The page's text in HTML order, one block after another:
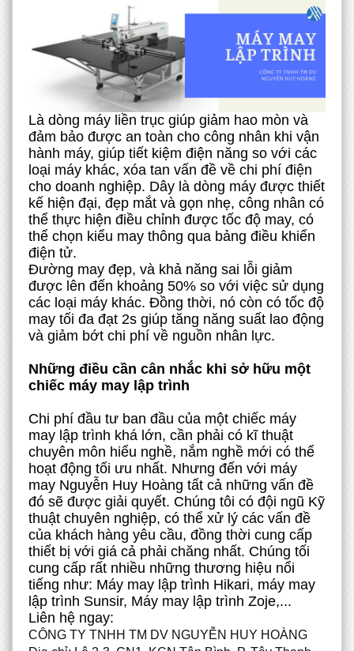
Là dòng máy liền trục giúp giảm hao mòn và
đảm bảo được an toàn cho công nhân khi vận
hành máy, giúp tiết kiệm điện năng so với các
loại máy khác, xóa tan vấn đề về chi phí điện
cho doanh nghiệp. Dây là dòng máy được thiết
kế hiện đại, đẹp mắt và gọn nhẹ, công nhân có
thể thực hiện điều chỉnh được tốc độ may, có
thể chọn kiểu may thông qua bảng điều khiển
điện tử.
Đường may đẹp, và khả năng sai lỗi giảm
được lên đến khoảng 50% so với việc sử dụng
các loại máy khác. Đồng thời, nó còn có tốc độ
may tối đa đạt 2s giúp tăng năng suất lao động
và giảm bớt chi phí về nguồn nhân lực.
Những điều cần cân nhắc khi sở hữu một
chiếc máy may lập trình
Chi phí đầu tư ban đầu của một chiếc máy
may lập trình khá lớn, cần phải có kĩ thuật
chuyên môn hiểu nghề, nắm nghề mới có thể
hoạt động tối ưu nhất. Nhưng đến với máy
may Nguyễn Huy Hoàng tất cả những vấn đề
đó sẽ được giải quyết. Chúng tôi có đội ngũ Kỹ
thuật chuyên nghiệp, có thể xử lý các vấn đề
của khách hàng yêu cầu, đồng thời cung cấp
thiết bị với giá cả phải chăng nhất. Chúng tối
cung cấp rất nhiều những thương hiệu nổi
tiếng như: Máy may lập trình Hikari, máy may
lập trình Sunsir, Máy may lập trình Zoje,...
Liên hệ ngay:
CÔNG TY TNHH TM DV NGUYỄN HUY HOÀNG